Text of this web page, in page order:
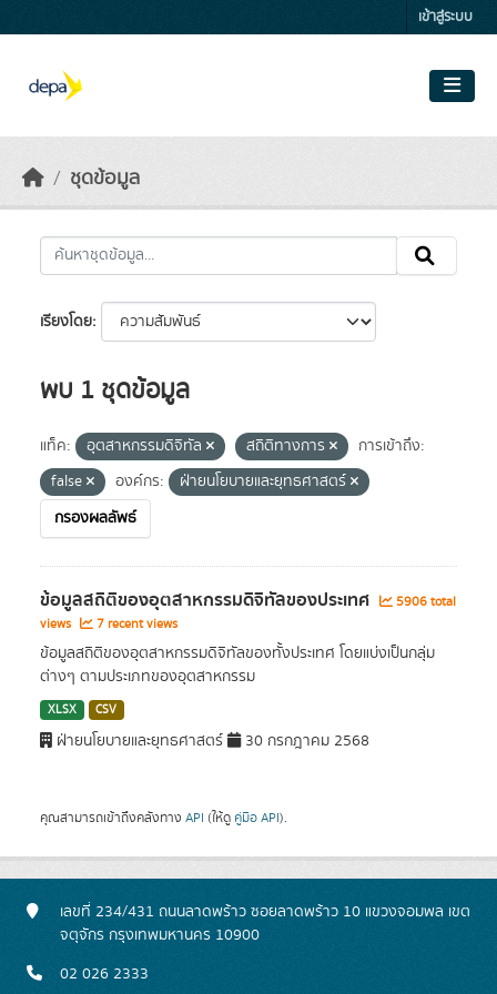
เข้าสู่ระบบ
ชุดข้อมูล
เรียงโดย
พบ 1 ชุดข้อมูล
แท็ค: อุตสาหกรรมดิจิทัล สถิติทางการ
การเข้าถึง:
false
องค์กร:
ฝ่ายนโยบายและยุทธศาสตร์
กรองผลลัพธ์
ข้อมูลสถิติของอุตสาหกรรมดิจิทัลของประเทศ
5906 total
views
7 recent views
ข้อมูลสถิติของอุตสาหกรรมดิจิทัลของทั้งประเทศ โดยแบ่งเป็นกลุ่ม
ต่างๆ ตามประเภทของอุตสาหกรรม
XLSX CSV
ฝ่ายนโยบายและยุทธศาสตร์ 30 กรกฎาคม 2568
คุณสามารถเข้าถึงคลังทาง API (ให้ดู คู่มือ API).
เลขที่ 234/431 ถนนลาดพร้าว ซอยลาดพร้าว 10 แขวงจอมพล เขต
จตุจักร กรุงเทพมหานคร 10900
02 026 2333